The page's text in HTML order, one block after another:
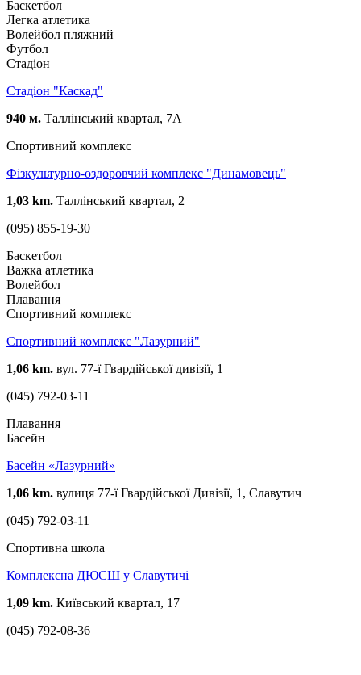
Баскетбол
Легка атлетика
Волейбол пляжний
Футбол
Стадіон
Стадіон "Каскад"
940 м. Таллінський квартал, 7А
Спортивний комплекс
Фізкультурно-оздоровчий комплекс "Динамовець"
1,03 km. Таллінський квартал, 2
(095) 855-19-30
Баскетбол
Важка атлетика
Волейбол
Плавання
Спортивний комплекс
Спортивний комплекс "Лазурний"
1,06 km. вул. 77-ї Гвардійської дивізії, 1
(045) 792-03-11
Плавання
Басейн
Басейн «Лазурний»
1,06 km. вулиця 77-ї Гвардійської Дивізії, 1, Славутич
(045) 792-03-11
Спортивна школа
Комплексна ДЮСШ у Славутичі
1,09 km. Київський квартал, 17
(045) 792-08-36